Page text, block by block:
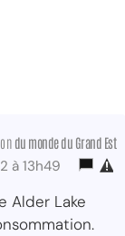
du monde du Grand Est
à 13h49
Alder Lake